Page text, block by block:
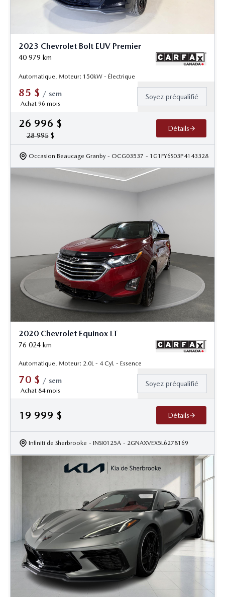
2023 Chevrolet Bolt EUV Premier
40 979 km
Automatique, Moteur: 150kW - Électrique
85 $ / sem
Achat 96 mois
Soyez préqualifié
26 996 $
28 995$
Détails
Occasion Beaucage Granby - OCG03537 - 1G1FY6S03P4143328
2020 Chevrolet Equinox LT
76 024 km
Automatique, Moteur: 2.0L - 4 Cyl. - Essence
70 $ / sem
Achat 84 mois
Soyez préqualifié
19 999 $ Détails
Infiniti de Sherbrooke - INSI0125A - 2GNAXVEX5L6278169